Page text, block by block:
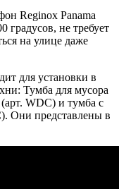
Reginox Panama
градусов, не требует
на улице даже
для установки в
Тумба для мусора
WDC) и тумба с
Они представлены в